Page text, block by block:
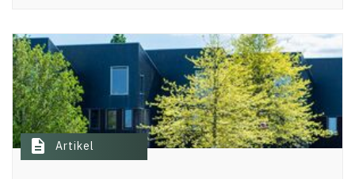
description Artikel